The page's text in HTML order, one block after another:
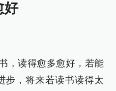
好
，读得愈多愈好，若能
步，将来若读书读得太